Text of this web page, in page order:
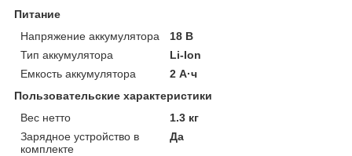
Питание
Напряжение аккумулятора
18 В
Тип аккумулятора
Li-Ion
Емкость аккумулятора
2 А·ч
Пользовательские характеристики
Вес нетто
1.3 кг
Зарядное устройство в
комплекте
Да